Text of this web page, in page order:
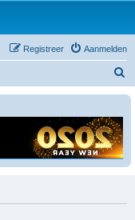
Aanmelden
Registreer